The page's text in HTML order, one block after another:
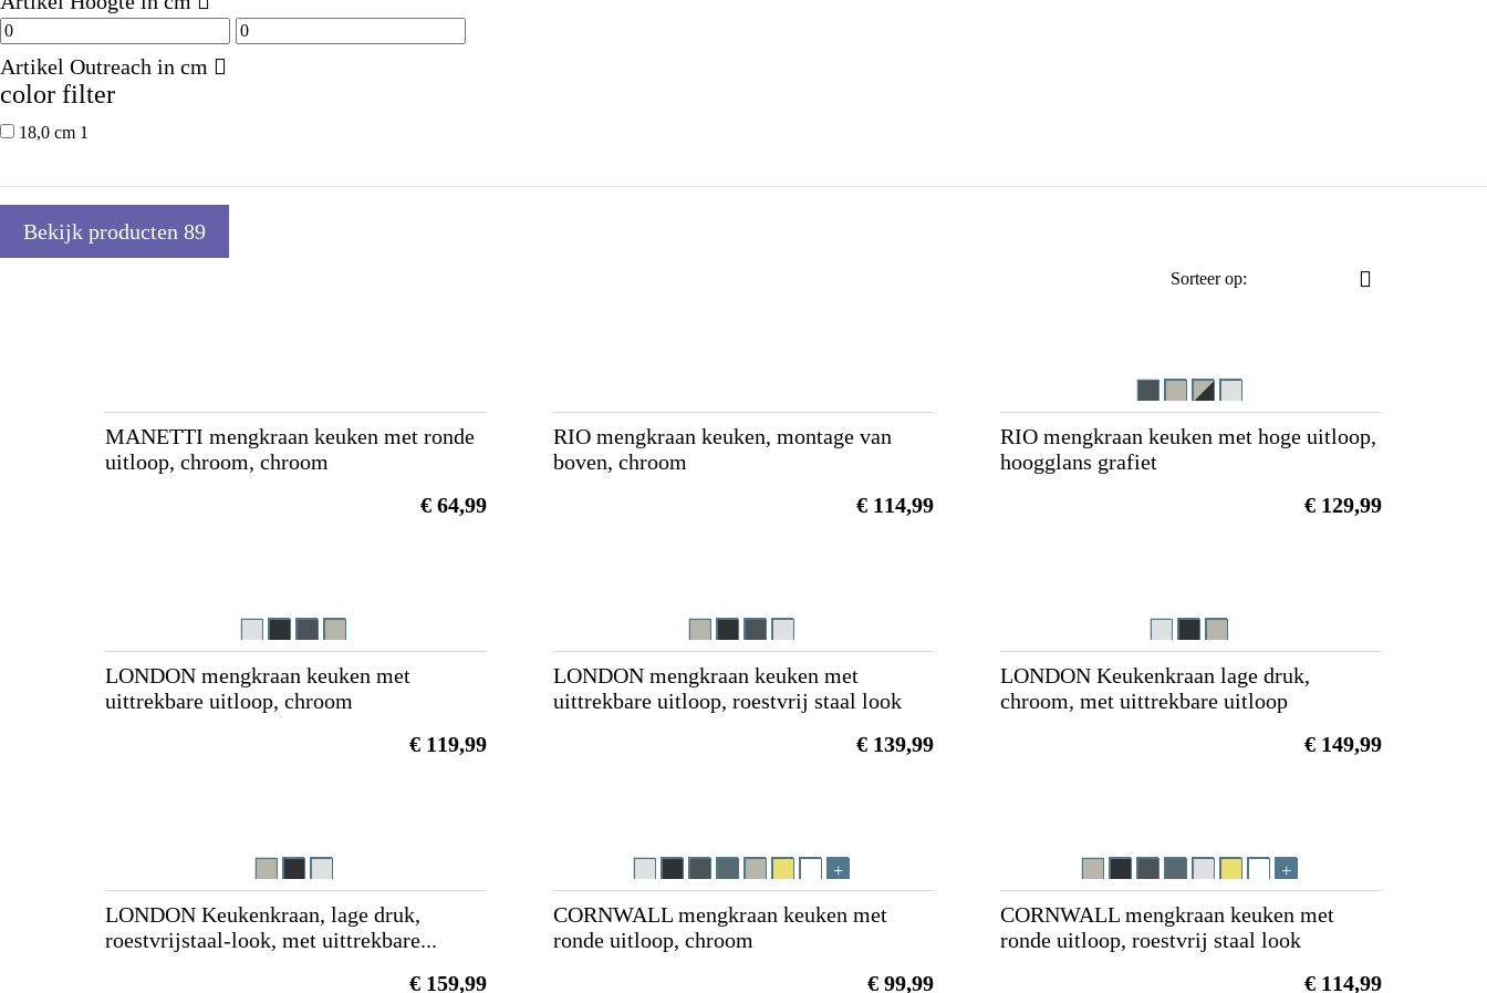
Artikel Outreach in cm
color filter
18,0 cm 1
Bekijk producten 89
Sorteer op:
MANETTI mengkraan keuken met ronde
uitloop, chroom, chroom
€ 64,99
RIO mengkraan keuken, montage van
boven, chroom
€ 114,99
RIO mengkraan keuken met hoge uitloop,
hoogglans grafiet
€ 129,99
LONDON mengkraan keuken met
uittrekbare uitloop, chroom
€ 119,99
LONDON mengkraan keuken met
uittrekbare uitloop, roestvrij staal look
€ 139,99
LONDON Keukenkraan lage druk,
chroom, met uittrekbare uitloop
€ 149,99
LONDON Keukenkraan, lage druk,
roestvrijstaal-look, met uittrekbare...
€ 159,99
CORNWALL mengkraan keuken met
ronde uitloop, chroom
€ 99,99
CORNWALL mengkraan keuken met
ronde uitloop, roestvrij staal look
€ 114,99